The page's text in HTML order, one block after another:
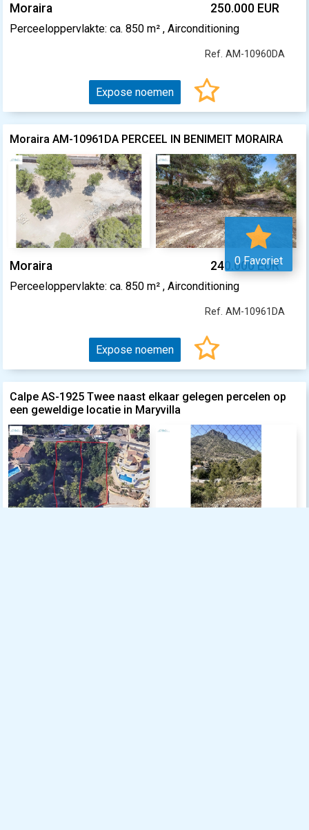
Moraira 250.000 EUR
Perceeloppervlakte: ca. 850 m² , Airconditioning
Ref. AM-10960DA
Expose noemen
Moraira AM-10961DA PERCEEL IN BENIMEIT MORAIRA
Moraira 240.000 EUR
Perceeloppervlakte: ca. 850 m² , Airconditioning
Ref. AM-10961DA
Expose noemen
Calpe AS-1925 Twee naast elkaar gelegen percelen op
een geweldige locatie in Maryvilla
0 Favoriet